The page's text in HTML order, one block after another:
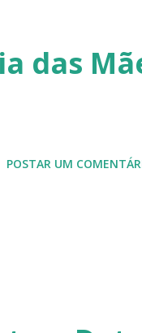
Microsoft
Windows 8 e a
estar
das
POSTAR UM